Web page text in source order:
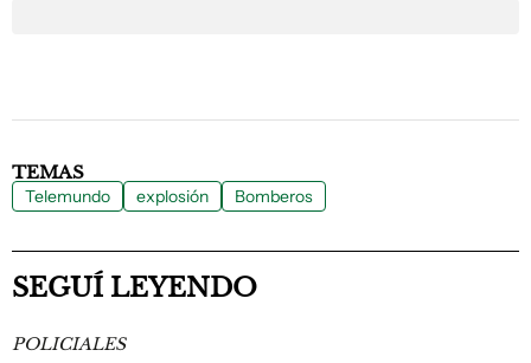
TEMAS
Telemundo explosión Bomberos
SEGUÍ LEYENDO
POLICIALES